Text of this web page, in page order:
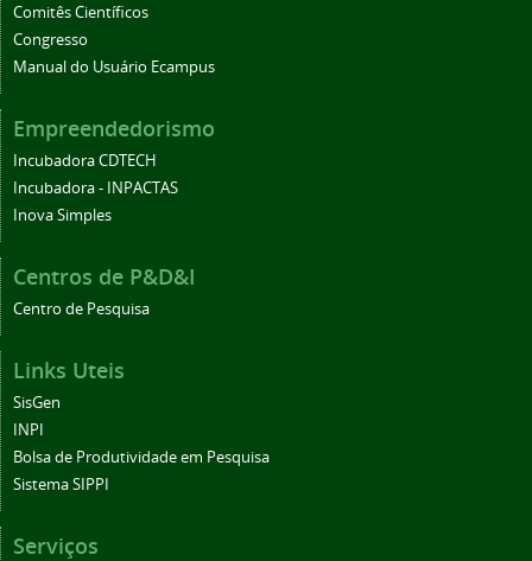
Comitês Científicos
Congresso
Manual do Usuário Ecampus
Empreendedorismo
Incubadora CDTECH
Incubadora - INPACTAS
Inova Simples
Centros de P&D&I
Centro de Pesquisa
Links Uteis
SisGen
INPI
Bolsa de Produtividade em Pesquisa
Sistema SIPPI
Serviços